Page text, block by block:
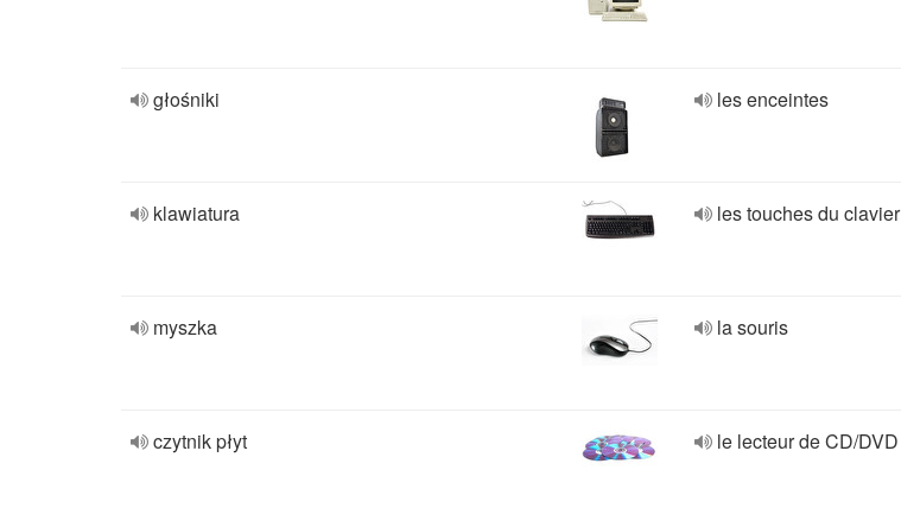
głośniki les enceintes
klawiatura les touches du clavier
myszka la souris
czytnik płyt le lecteur de CD/DVD